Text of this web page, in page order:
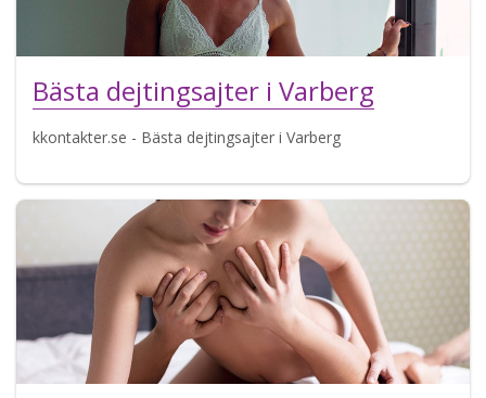
Bästa dejtingsajter i Varberg
kkontakter.se - Bästa dejtingsajter i Varberg